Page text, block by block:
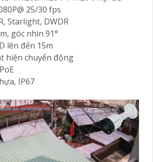
25/30 fps
Starlight, DWDR
góc nhìn 91°
lên đến 15m
hiện chuyển động
IP67